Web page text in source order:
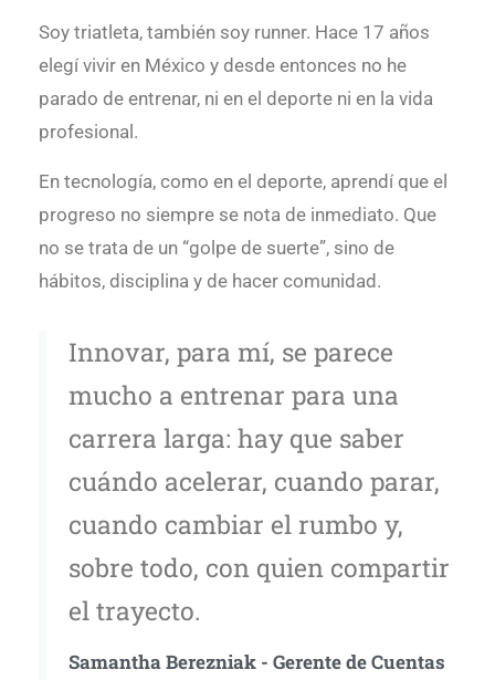
Soy triatleta, también soy runner. Hace 17 años
elegí vivir en México y desde entonces no he
parado de entrenar, ni en el deporte ni en la vida
profesional.
En tecnología, como en el deporte, aprendí que el
progreso no siempre se nota de inmediato. Que
no se trata de un “golpe de suerte”, sino de
hábitos, disciplina y de hacer comunidad.
Innovar, para mí, se parece
mucho a entrenar para una
carrera larga: hay que saber
cuándo acelerar, cuando parar,
cuando cambiar el rumbo y,
sobre todo, con quien compartir
el trayecto.
Samantha Berezniak - Gerente de Cuentas